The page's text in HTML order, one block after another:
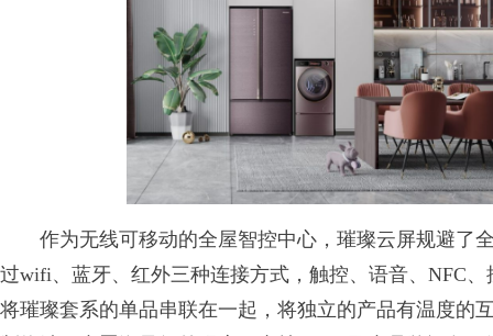
作为无线可移动的全屋智控中心，璀璨云屏规避了
过wifi、蓝牙、红外三种连接方式，触控、语音、NFC
将璀璨套系的单品串联在一起，将独立的产品有温度的